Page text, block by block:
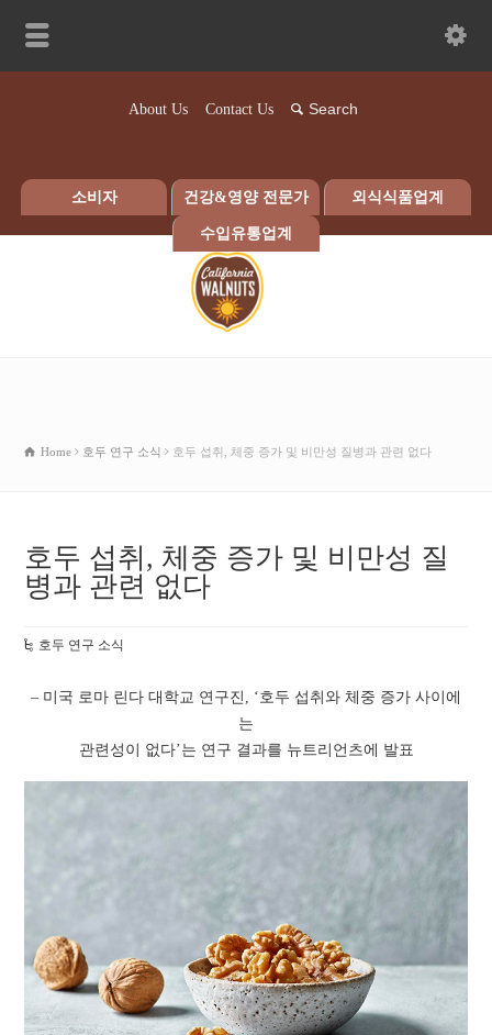
About Us Contact Us
소비자 건강&영양 전문가 외식식품업계
수입유통업계
Home 호두 연구 소식 호두 섭취, 체중 증가 및 비만성 질병과 관련 없다
호두 섭취, 체중 증가 및 비만성 질
병과 관련 없다
호두 연구 소식
– 미국 로마 린다 대학교 연구진, ‘호두 섭취와 체중 증가 사이에
는
관련성이 없다’는 연구 결과를 뉴트리언츠에 발표